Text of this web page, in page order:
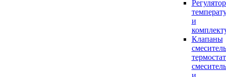
и
Клапаны
и